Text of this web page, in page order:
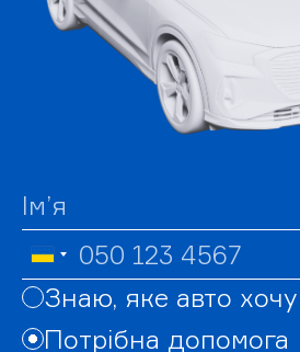
Знаю, яке авто хочу
Потрібна допомога